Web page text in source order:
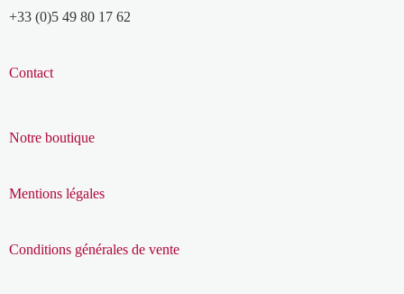
+33 (0)5 49 80 17 62
Contact
Notre boutique
Mentions légales
Conditions générales de vente